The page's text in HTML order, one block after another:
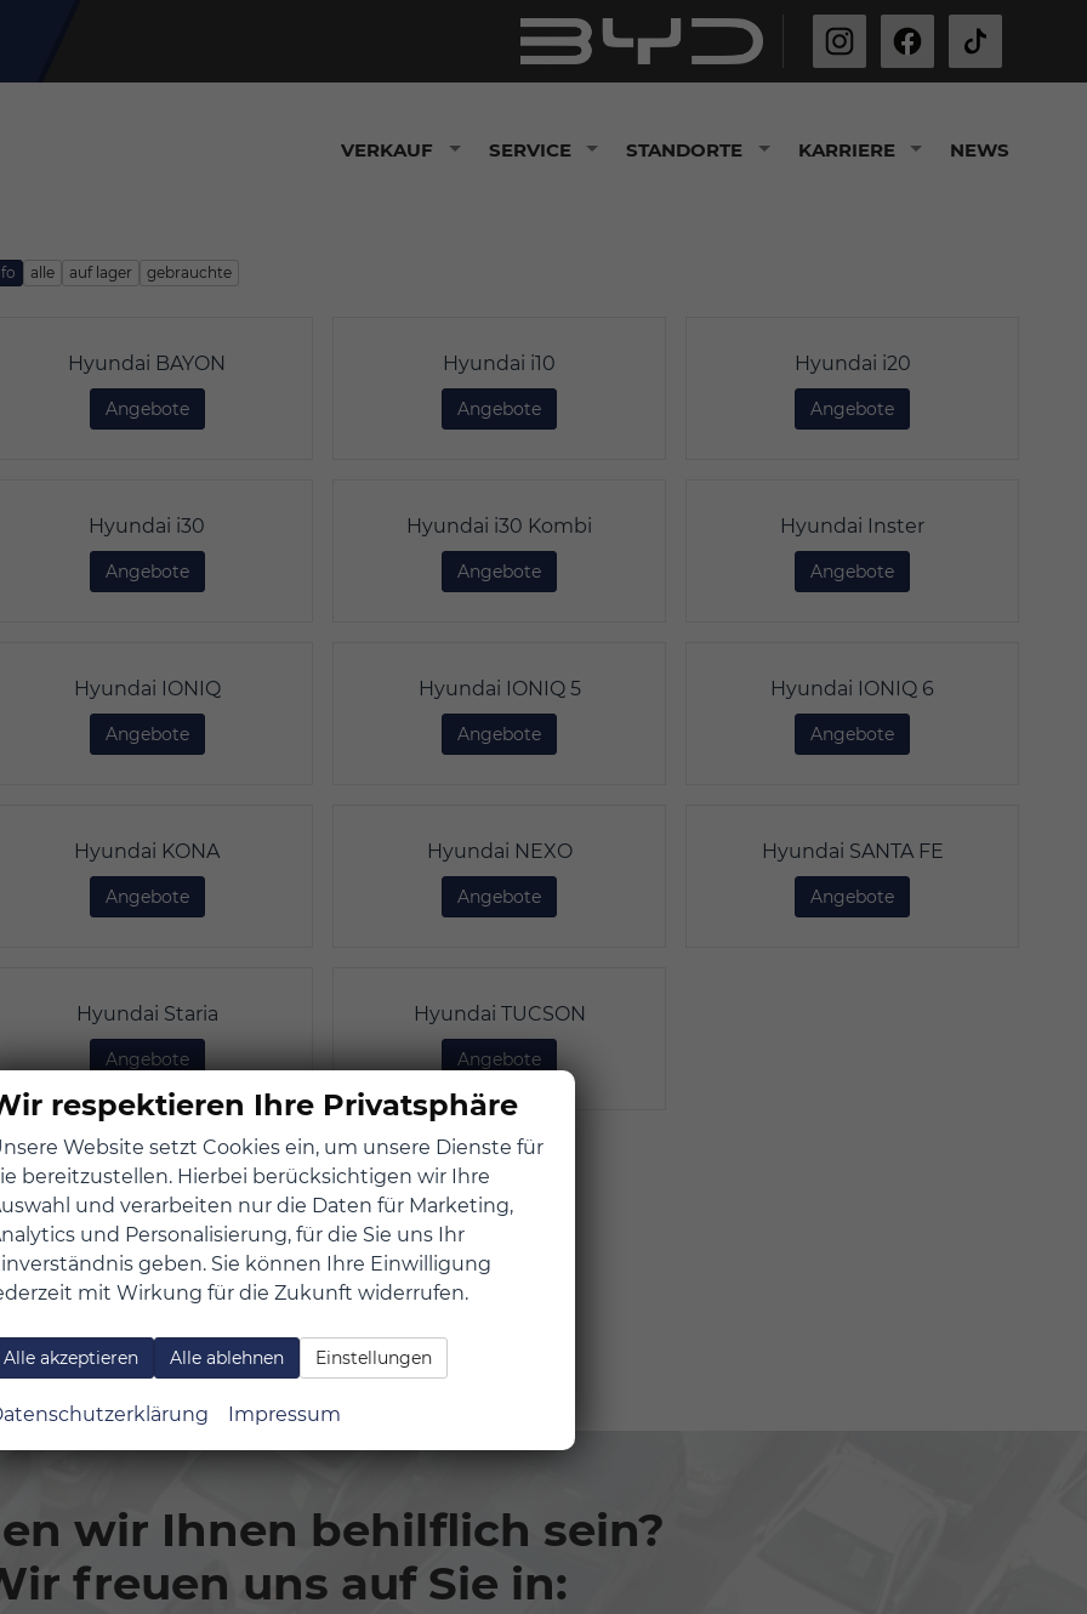
VERKAUF SERVICE STANDORTE KARRIERE NEWS
alle auf lager gebrauchte
Hyundai BAYON
AngeboteHyundai BAYON
Hyundai i10
Angebote
Hyundai i20
Angebote
Hyundai i30
AngeboteHyundai i30
Hyundai i30 Kombi
Angebote
Hyundai Inster
Angebote
Hyundai IONIQ
AngeboteHyundai IONIQ
Hyundai IONIQ 5
Angebote
Hyundai IONIQ 6
Angebote
Hyundai KONA
AngeboteHyundai KONA
Hyundai NEXO
Angebote
Hyundai SANTA FE
Angebote
Hyundai Staria
AngeboteHyundai Staria
Hyundai TUCSON
Angebote
Fahrt wünscht ASL Auto-Service Lichtblau GmbH.
wir Ihnen behilflich sein?
freuen uns auf Sie in:
respektieren Ihre Privatsphäre
Website setzt Cookies ein, um unsere Dienste für
bereitzustellen. Hierbei berücksichtigen wir Ihre
und verarbeiten nur die Daten für Marketing,
und Personalisierung, für die Sie uns Ihr
geben. Sie können Ihre Einwilligung
mit Wirkung für die Zukunft widerrufen.
Alle akzeptieren Alle ablehnen Einstellungen
Impressum